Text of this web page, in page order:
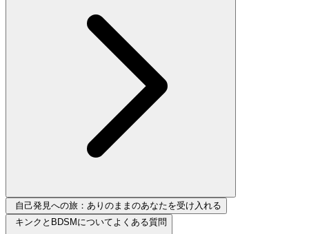
自己発見への旅：ありのままのあなたを受け入れる
キンクとBDSMについてよくある質問